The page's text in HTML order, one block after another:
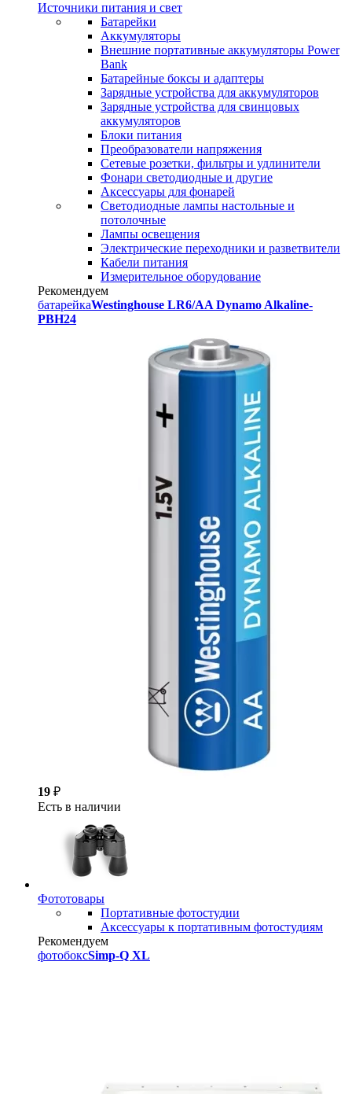
Источники питания и свет
Батарейки
Аккумуляторы
Внешние портативные аккумуляторы Power
Bank
Батарейные боксы и адаптеры
Зарядные устройства для аккумуляторов
Зарядные устройства для свинцовых
аккумуляторов
Блоки питания
Преобразователи напряжения
Сетевые розетки, фильтры и удлинители
Фонари светодиодные и другие
Аксессуары для фонарей
Светодиодные лампы настольные и
потолочные
Лампы освещения
Электрические переходники и разветвители
Кабели питания
Измерительное оборудование
Рекомендуем
батарейкаWestinghouse LR6/AA Dynamo Alkaline-
PBH24
19 ₽
Есть в наличии
Фототовары
Портативные фотостудии
Аксессуары к портативным фотостудиям
Рекомендуем
фотобоксSimp-Q XL